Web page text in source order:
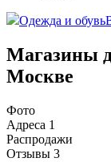
Одежда и обувь
Магазины
Москве
Фото
Адреса 1
Распродажи
Отзывы 3